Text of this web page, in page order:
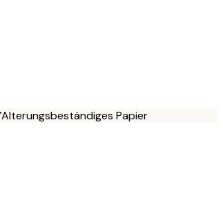
Alterungsbeständiges Papier